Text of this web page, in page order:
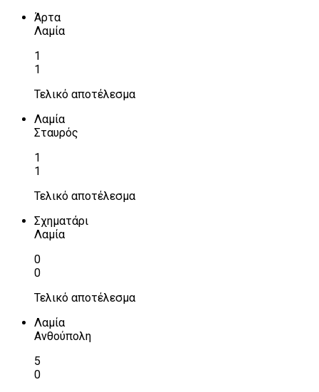
Άρτα
Λαμία
1
1
Τελικό αποτέλεσμα
Λαμία
Σταυρός
1
1
Τελικό αποτέλεσμα
Σχηματάρι
Λαμία
0
0
Τελικό αποτέλεσμα
Λαμία
Ανθούπολη
5
0